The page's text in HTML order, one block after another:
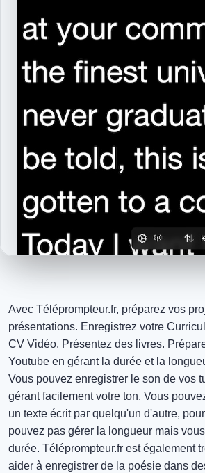
Avec Téléprompteur.fr, préparez vos
présentations. Enregistrez votre
CV Vidéo. Présentez des livres.
Youtube en gérant la durée et la
Vous pouvez enregistrer le son de vos
gérant facilement votre ton. Vous
un texte écrit par quelqu'un d'autre,
pouvez pas gérer la longueur mais
durée. Téléprompteur.fr est également
aider à enregistrer de la poésie dans